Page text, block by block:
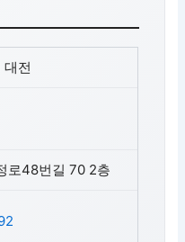
대전
로48번길 70 2층